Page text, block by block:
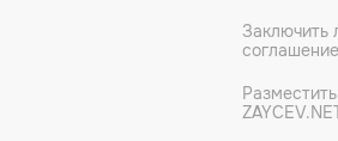
Заключить